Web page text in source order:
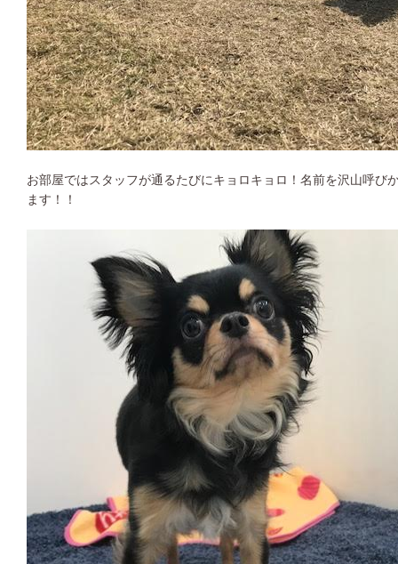
お部屋ではスタッフが通るたびにキョロキョロ！名前を沢山呼び
ます！！